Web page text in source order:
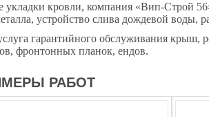
укладки кровли, компания «Вип-Строй
устройство слива дождевой воды,
гарантийного обслуживания крыш,
фронтонных планок, ендов.
РАБОТ